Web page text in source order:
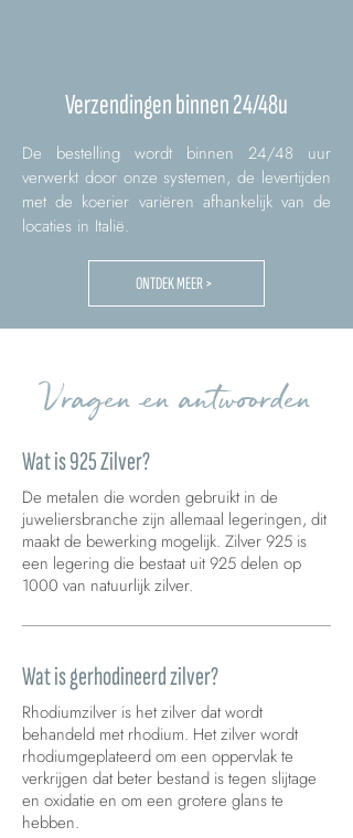
Verzendingen binnen 24/48u
De bestelling wordt binnen 24/48 uur
verwerkt door onze systemen, de levertijden
met de koerier variëren afhankelijk van de
locaties in Italië.
ONTDEK MEER >
Vragen en antwoorden
Wat is 925 Zilver?
De metalen die worden gebruikt in de
juweliersbranche zijn allemaal legeringen, dit
maakt de bewerking mogelijk. Zilver 925 is
een legering die bestaat uit 925 delen op
1000 van natuurlijk zilver.
Wat is gerhodineerd zilver?
Rhodiumzilver is het zilver dat wordt
behandeld met rhodium. Het zilver wordt
rhodiumgeplateerd om een oppervlak te
verkrijgen dat beter bestand is tegen slijtage
en oxidatie en om een grotere glans te
hebben.